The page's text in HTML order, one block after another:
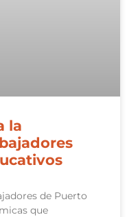
la
de Puerto
que